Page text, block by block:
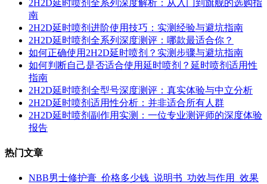
2H2D延时喷剂全系列深度解析：从入门到旗舰的选购指
南
2H2D延时喷剂进阶使用技巧：实测经验与避坑指南
2H2D延时喷剂全系列深度测评：哪款最适合你？
如何正确使用2H2D延时喷剂？实测步骤与避坑指南
如何判断自己是否适合使用延时喷剂？延时喷剂适用性
指南
2H2D延时喷剂全型号深度测评：真实体验与中立分析
2H2D延时喷剂适用性分析：并非适合所有人群
2H2D延时喷剂副作用实测：一位专业测评师的深度体验
报告
热门文章
NBB男士修护膏_价格多少钱_说明书_功效与作用_效果